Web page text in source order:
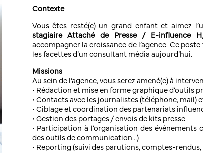
Contexte
Vous êtes resté(e) un grand enfant et aimez
stagiaire Attaché de Presse / E-influence
accompagner la croissance de l’agence. Ce
les facettes d’un consultant média aujourd’hui.
Missions
Au sein de l’agence, vous serez amené(e) à
• Rédaction et mise en forme graphique d’outils
• Contacts avec les journalistes (téléphone, mail)
• Ciblage et coordination des partenariats
• Gestion des portages / envois de kits presse
• Participation à l’organisation des
des outils de communication…)
• Reporting (suivi des parutions, comptes-rendus,